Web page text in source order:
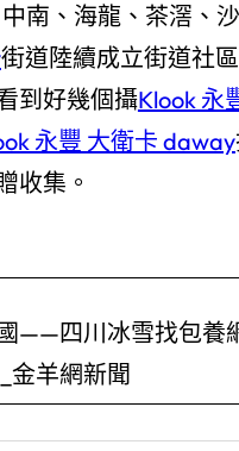
中南、海龍、茶滘、
街道陸續成立街道社
到好幾個攝Klook 永
永豐 大衛卡 daway
收集。
——四川冰雪找包養
金羊網新聞